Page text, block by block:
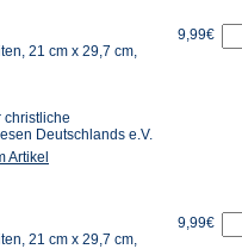
21 cm x 29,7 cm,
christliche
Deutschlands e.V.
Artikel
9,99€
21 cm x 29,7 cm,
9,99€